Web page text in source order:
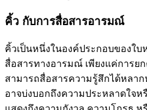
คิ้ว กับการสื่อสารอารมณ์
คิ้วเป็นหนึ่งในองค์ประกอบของใ
สื่อสารทางอารมณ์ เพียงแค่การย
สามารถสื่อสารความรู้สึกได้หลา
อาจบ่งบอกถึงความประหลาดใจ